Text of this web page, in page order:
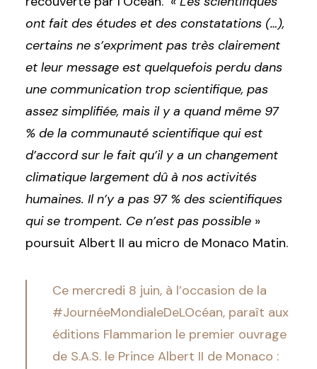
ont fait des études et des constatations (…),
certains ne s’expriment pas très clairement
et leur message est quelquefois perdu dans
une communication trop scientifique, pas
assez simplifiée, mais il y a quand même 97
% de la communauté scientifique qui est
d’accord sur le fait qu’il y a un changement
climatique largement dû à nos activités
humaines. Il n’y a pas 97 % des scientifiques
qui se trompent. Ce n’est pas possible »
poursuit Albert II au micro de Monaco Matin.
Ce mercredi 8 juin, à l’occasion de la
#JournéeMondialeDeLOcéan, paraît aux
éditions Flammarion le premier ouvrage
de S.A.S. le Prince Albert II de Monaco :